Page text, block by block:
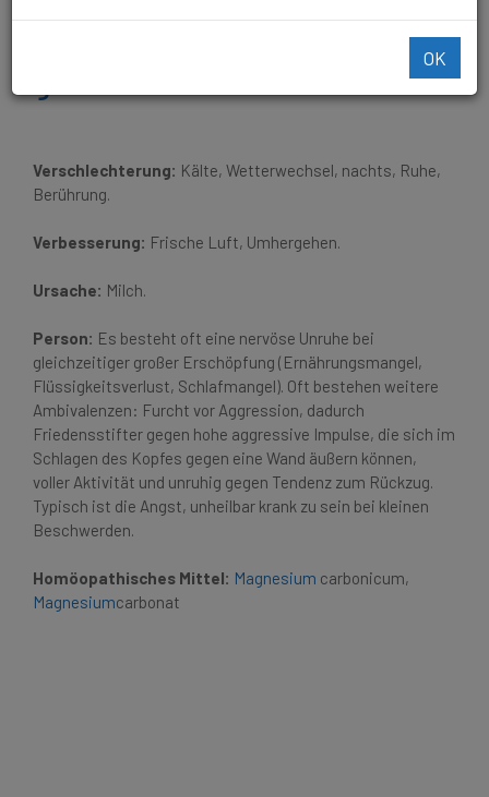
Verschlechterung: Kälte, Wetterwechsel, nachts, Ruhe,
Berührung.
Verbesserung: Frische Luft, Umhergehen.
Ursache: Milch.
Person: Es besteht oft eine nervöse Unruhe bei
gleichzeitiger großer Erschöpfung (Ernährungsmangel,
Flüssigkeitsverlust, Schlafmangel). Oft bestehen weitere
Ambivalenzen: Furcht vor Aggression, dadurch
Friedensstifter gegen hohe aggressive Impulse, die sich im
Schlagen des Kopfes gegen eine Wand äußern können,
voller Aktivität und unruhig gegen Tendenz zum Rückzug.
Typisch ist die Angst, unheilbar krank zu sein bei kleinen
Beschwerden.
Homöopathisches Mittel: Magnesium carbonicum,
Magnesiumcarbonat
OK